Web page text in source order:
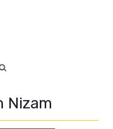
Nizam